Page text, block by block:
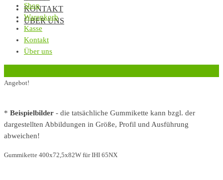
KONTAKT
ÜBER UNS
Shop
Warenkorb
Kasse
Kontakt
Über uns
Angebot!
* Beispielbilder - die tatsächliche Gummikette kann bzgl. der
dargestellten Abbildungen in Größe, Profil und Ausführung
abweichen!
Gummikette 400x72,5x82W für IHI 65NX